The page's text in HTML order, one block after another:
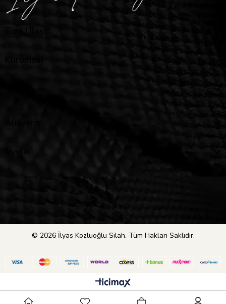
© 2026 İlyas Kozluoğlu Silah. Tüm Hakları Saklıdır.